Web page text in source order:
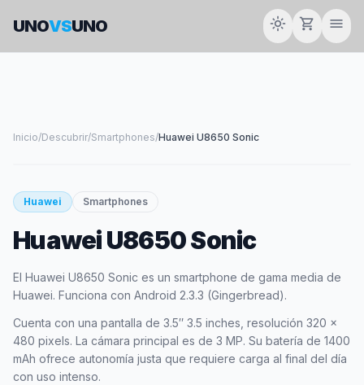
UNOVSUNO light_mode shopping_cart menu
Inicio/Descubrir/Smartphones/Huawei U8650 Sonic
smartphone
HUAWEI
Huawei Smartphones
Huawei U8650 Sonic
El Huawei U8650 Sonic es un smartphone de gama media de
Huawei. Funciona con Android 2.3.3 (Gingerbread).
Cuenta con una pantalla de 3.5″ 3.5 inches, resolución 320 x
480 pixels. La cámara principal es de 3 MP. Su batería de 1400
mAh ofrece autonomía justa que requiere carga al final del día
con uso intenso.